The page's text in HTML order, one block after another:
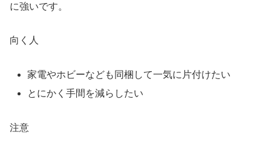
に強いです。
向く人
家電やホビーなども同梱して一気に片付けたい
とにかく手間を減らしたい
注意